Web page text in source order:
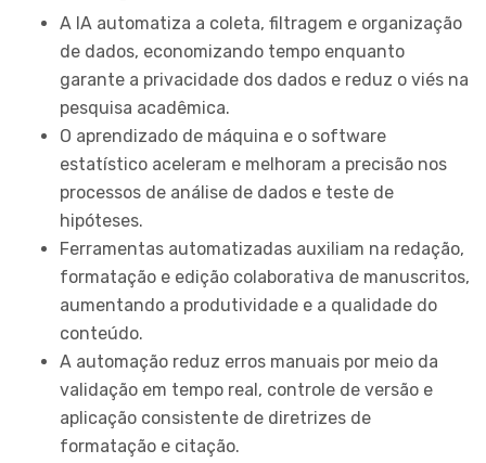
A IA automatiza a coleta, filtragem e organização
de dados, economizando tempo enquanto
garante a privacidade dos dados e reduz o viés na
pesquisa acadêmica.
O aprendizado de máquina e o software
estatístico aceleram e melhoram a precisão nos
processos de análise de dados e teste de
hipóteses.
Ferramentas automatizadas auxiliam na redação,
formatação e edição colaborativa de manuscritos,
aumentando a produtividade e a qualidade do
conteúdo.
A automação reduz erros manuais por meio da
validação em tempo real, controle de versão e
aplicação consistente de diretrizes de
formatação e citação.